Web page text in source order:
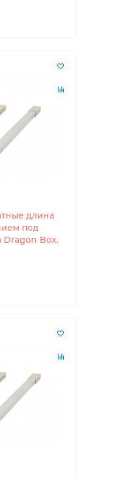
длина
под
Dragon Box.